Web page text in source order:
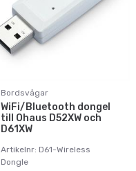
Bordsvågar
WiFi/Bluetooth dongel
till Ohaus D52XW och
D61XW
Artikelnr: D61-Wireless
Dongle